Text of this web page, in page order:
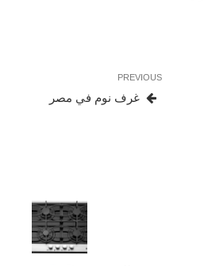
Previous
Post
PREVIOUS
غرف نوم في مصر